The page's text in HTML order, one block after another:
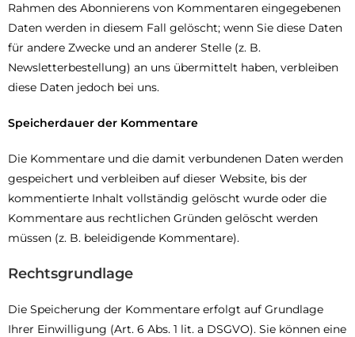
Rahmen des Abonnierens von Kommentaren eingegebenen
Daten werden in diesem Fall gelöscht; wenn Sie diese Daten
für andere Zwecke und an anderer Stelle (z. B.
Newsletterbestellung) an uns übermittelt haben, verbleiben
diese Daten jedoch bei uns.
Speicherdauer der Kommentare
Die Kommentare und die damit verbundenen Daten werden
gespeichert und verbleiben auf dieser Website, bis der
kommentierte Inhalt vollständig gelöscht wurde oder die
Kommentare aus rechtlichen Gründen gelöscht werden
müssen (z. B. beleidigende Kommentare).
Rechtsgrundlage
Die Speicherung der Kommentare erfolgt auf Grundlage
Ihrer Einwilligung (Art. 6 Abs. 1 lit. a DSGVO). Sie können eine